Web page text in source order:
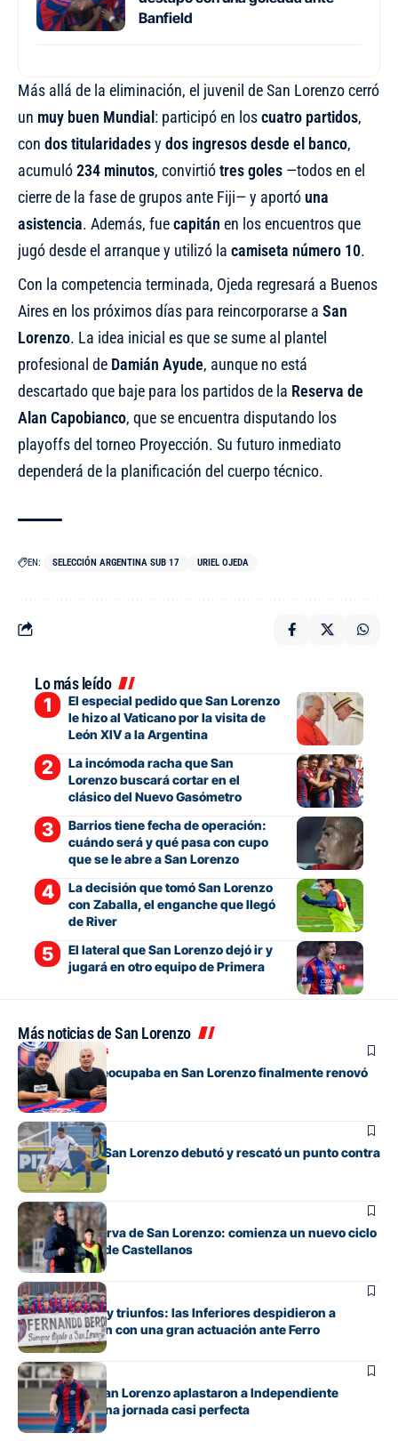
Banfield
Más allá de la eliminación, el juvenil de San Lorenzo cerró
un muy buen Mundial: participó en loscuatro partidos,
con dos titularidadesy dos ingresos desde el banco,
acumuló234 minutos, convirtiótres goles —todos en el
cierre de la fase de grupos ante Fiji— y aportó una
asistencia. Además, fuecapitán en los encuentros que
jugó desde el arranque y utilizó la camiseta número 10.
Con la competencia terminada, Ojeda regresará a Buenos
Aires en los próximos días para reincorporarse a San
Lorenzo. La idea inicial es que se sume al plantel
profesional de Damián Ayude, aunque no está
descartado que baje para los partidos de la Reserva de
Alan Capobianco, que se encuentra disputando los
playoffs del torneo Proyección. Su futuro inmediato
dependerá de la planificación del cuerpo técnico.
EN: SELECCIÓN ARGENTINA SUB 17 URIEL OJEDA
Lo más leído
El especial pedido que San Lorenzo
le hizo al Vaticano por la visita de
León XIV a la Argentina
La incómoda racha que San
Lorenzo buscará cortar en el
clásico del Nuevo Gasómetro
Barrios tiene fecha de operación:
cuándo será y qué pasa con cupo
que se le abre a San Lorenzo
La decisión que tomó San Lorenzo
con Zaballa, el enganche que llegó
de River
El lateral que San Lorenzo dejó ir y
jugará en otro equipo de Primera
Más noticias de San Lorenzo
Mercado de pases
La joya que preocupaba en San Lorenzo finalmente renovó
su contrato
Juveniles
La Reserva de San Lorenzo debutó y rescató un punto contra
Rosario Central
Juveniles
Debuta la Reserva de San Lorenzo: comienza un nuevo ciclo
bajo el mando de Castellanos
Juveniles
Entre emoción y triunfos: las Inferiores despidieron a
Fernando Berón con una gran actuación ante Ferro
Juveniles
Los pibes de San Lorenzo aplastaron a Independiente
Rivadavia en una jornada casi perfecta